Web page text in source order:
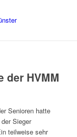
der HVMM
Senioren hatte
Sieger
teilweise sehr